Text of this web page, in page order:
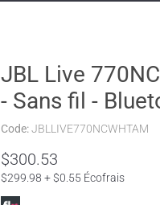
JBL Live
- Sans fil -
Code: JBLLIVE770NCWHTAM
$300.53
$299.98 + $0.55 Écofrais